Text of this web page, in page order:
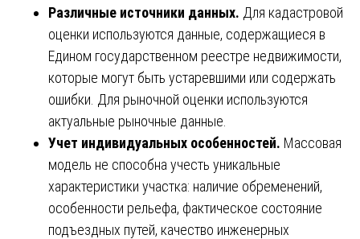
Различные источники данных. Для кадастровой
оценки используются данные, содержащиеся в
Едином государственном реестре недвижимости,
которые могут быть устаревшими или содержать
ошибки. Для рыночной оценки используются
актуальные рыночные данные.
Учет индивидуальных особенностей. Массовая
модель не способна учесть уникальные
характеристики участка: наличие обременений,
особенности рельефа, фактическое состояние
подъездных путей, качество инженерных